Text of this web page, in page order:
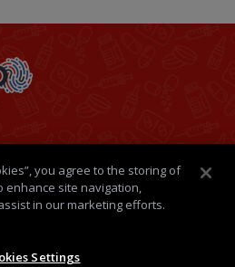
you agree to the storing of
enhance site navigation,
in our marketing efforts.
Settings